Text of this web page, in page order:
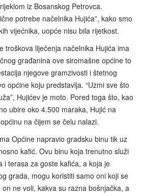
iz Bosanskog Petrovca.
potrebe načelnika Hujića”, kako smo
vijećnika, uopće nisu bila rijetkost.
troškova liječenja načelnika Hujića ima
građanina ove siromašne općine to
njegove gramzivosti i štetnog
općine koju predstavlja. “Uzmi sve što
Hujićev je moto. Pored toga što, kao
ubire oko 4.500 maraka, Hujić na
na čijem se čelu nalazi.
Općine napravio gradsku binu tik uz
kafić. Ovu binu koja trenutno služi
i terasa za goste kafića, a koja je
grada, mogu koristiti samo oni koji se
ne voli, kakva su razna bošnjačka, a